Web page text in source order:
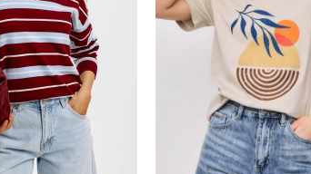
на
странице
товара.
на
товара.